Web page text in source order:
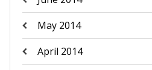
May 2014
April 2014